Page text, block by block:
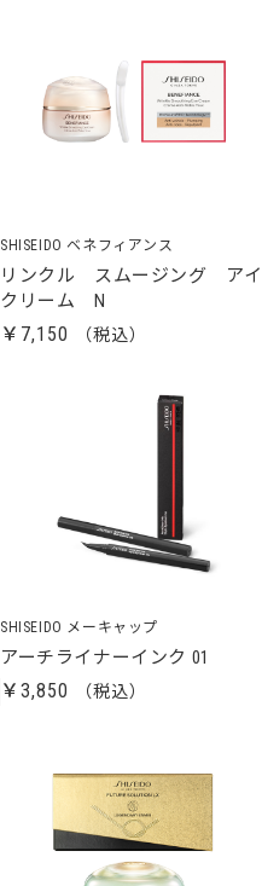
SHISEIDO ベネフィアンス
リンクル スムージング アイ
クリーム N
￥7,150
SHISEIDO メーキャップ
アーチライナーインク 01
￥3,850